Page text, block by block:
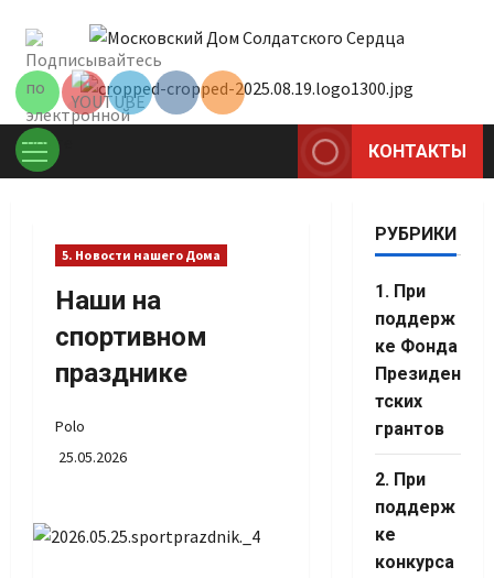
содержимому
Основное
КОНТАКТЫ
5. Новости нашего Дома
Наши на
спортивном
празднике
Polo
25.05.2026
РУБРИКИ
1. При
поддерж
ке Фонда
Президен
тских
грантов
2. При
поддерж
ке
конкурса
Set Youtube
Channel ID